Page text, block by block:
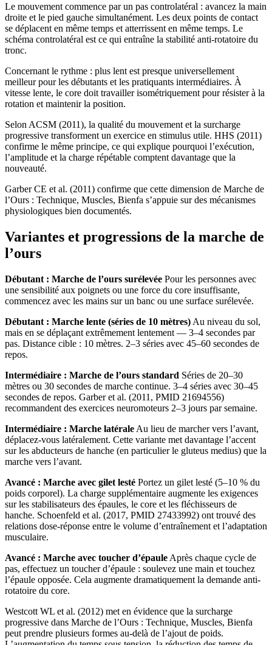
Le mouvement commence par un pas controlatéral : avancez la main
droite et le pied gauche simultanément. Les deux points de contact
se déplacent en même temps et atterrissent en même temps. Le
schéma controlatéral est ce qui entraîne la stabilité anti-rotatoire du
tronc.
Concernant le rythme : plus lent est presque universellement
meilleur pour les débutants et les pratiquants intermédiaires. À
vitesse lente, le core doit travailler isométriquement pour résister à la
rotation et maintenir la position.
Selon ACSM (2011), la qualité du mouvement et la surcharge
progressive transforment un exercice en stimulus utile. HHS (2011)
confirme le même principe, ce qui explique pourquoi l’exécution,
l’amplitude et la charge répétable comptent davantage que la
nouveauté.
Garber CE et al. (2011) confirme que cette dimension de Marche de
l’Ours : Technique, Muscles, Bienfa s’appuie sur des mécanismes
physiologiques bien documentés.
Variantes et progressions de la marche de
l’ours
Débutant : Marche de l’ours surélevée Pour les personnes avec
une sensibilité aux poignets ou une force du core insuffisante,
commencez avec les mains sur un banc ou une surface surélevée.
Débutant : Marche lente (séries de 10 mètres) Au niveau du sol,
mais en se déplaçant extrêmement lentement — 3–4 secondes par
pas. Distance cible : 10 mètres. 2–3 séries avec 45–60 secondes de
repos.
Intermédiaire : Marche de l’ours standard Séries de 20–30
mètres ou 30 secondes de marche continue. 3–4 séries avec 30–45
secondes de repos. Garber et al. (2011, PMID 21694556)
recommandent des exercices neuromoteurs 2–3 jours par semaine.
Intermédiaire : Marche latérale Au lieu de marcher vers l’avant,
déplacez-vous latéralement. Cette variante met davantage l’accent
sur les abducteurs de hanche (en particulier le gluteus medius) que la
marche vers l’avant.
Avancé : Marche avec gilet lesté Portez un gilet lesté (5–10 % du
poids corporel). La charge supplémentaire augmente les exigences
sur les stabilisateurs des épaules, le core et les fléchisseurs de
hanche. Schoenfeld et al. (2017, PMID 27433992) ont trouvé des
relations dose-réponse entre le volume d’entraînement et l’adaptation
musculaire.
Avancé : Marche avec toucher d’épaule Après chaque cycle de
pas, effectuez un toucher d’épaule : soulevez une main et touchez
l’épaule opposée. Cela augmente dramatiquement la demande anti-
rotatoire du core.
Westcott WL et al. (2012) met en évidence que la surcharge
progressive dans Marche de l’Ours : Technique, Muscles, Bienfa
peut prendre plusieurs formes au-delà de l’ajout de poids.